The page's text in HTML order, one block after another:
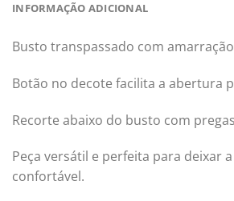
INFORMAÇÃO ADICIONAL
Busto transpassado com
Botão no decote facilita a abertura
Recorte abaixo do busto com
Peça versátil e perfeita para deixar
confortável.